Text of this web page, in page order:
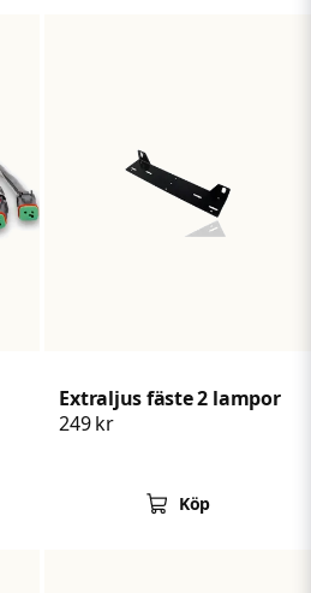
Extraljus fäste 2 lampor
249 kr
Köp